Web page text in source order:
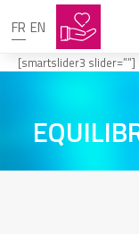
FR EN
[smartslider3 slider=””]